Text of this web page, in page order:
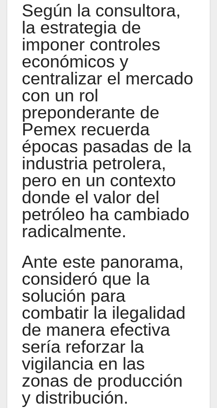
Según la consultora,
la estrategia de
imponer controles
económicos y
centralizar el mercado
con un rol
preponderante de
Pemex recuerda
épocas pasadas de la
industria petrolera,
pero en un contexto
donde el valor del
petróleo ha cambiado
radicalmente.
Ante este panorama,
consideró que la
solución para
combatir la ilegalidad
de manera efectiva
sería reforzar la
vigilancia en las
zonas de producción
y distribución.